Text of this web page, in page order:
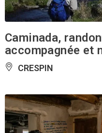
Caminada,
accompagnée et
CRESPIN